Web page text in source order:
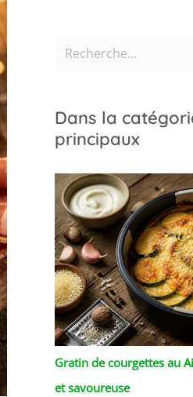
Dans la
principaux
Gratin de courgettes au
et savoureuse